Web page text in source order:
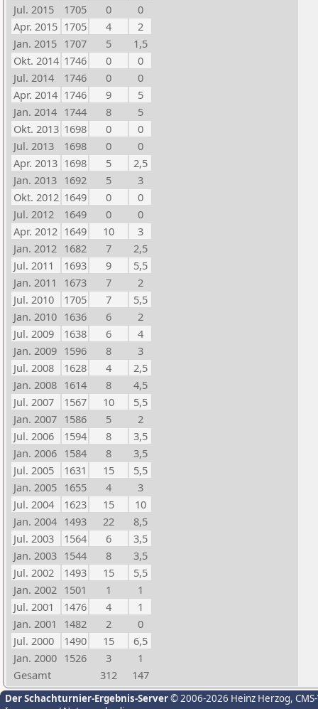
Jul. 2015
1705 0
0
Apr. 2015 1705 4
2
Jan. 2015 1707 5
1,5
Okt. 2014 1746 0
0
Jul. 2014
1746 0
0
Apr. 2014 1746 9
5
Jan. 2014 1744 8
5
Okt. 2013 1698 0
0
Jul. 2013
1698 0
0
Apr. 2013 1698 5
2,5
Jan. 2013 1692 5
3
Okt. 2012 1649 0
0
Jul. 2012
1649 0
0
Apr. 2012 1649 10
3
Jan. 2012 1682 7
2,5
Jul. 2011
1693 9
5,5
Jan. 2011
1673 7
2
Jul. 2010
1705 7
5,5
Jan. 2010 1636 6
2
Jul. 2009
1638 6
4
Jan. 2009 1596 8
3
Jul. 2008
1628 4
2,5
Jan. 2008 1614 8
4,5
Jul. 2007
1567 10
5,5
Jan. 2007 1586 5
2
Jul. 2006
1594 8
3,5
Jan. 2006 1584 8
3,5
Jul. 2005
1631 15
5,5
Jan. 2005 1655 4
3
Jul. 2004
1623 15
10
Jan. 2004 1493 22
8,5
Jul. 2003
1564 6
3,5
Jan. 2003 1544 8
3,5
Jul. 2002
1493 15
5,5
Jan. 2002 1501 1
1
Jul. 2001
1476 4
1
Jan. 2001
1482 2
0
Jul. 2000
1490 15
6,5
Jan. 2000 1526 3
1
Gesamt
312 147
Der Schachturnier-Ergebnis-Server© 2006-2026 Heinz Herzog,